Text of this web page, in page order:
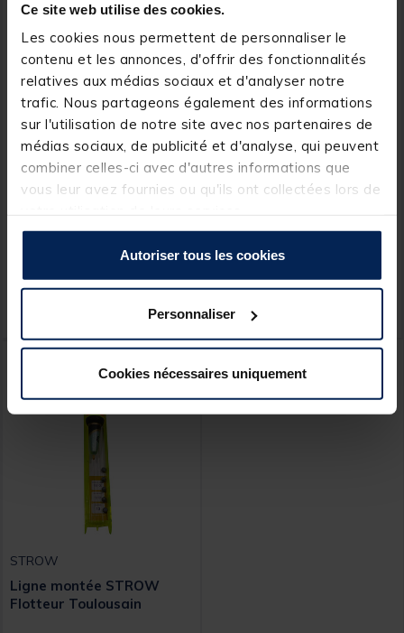
Ce site web utilise des cookies.
Les cookies nous permettent de personnaliser le
contenu et les annonces, d'offrir des fonctionnalités
relatives aux médias sociaux et d'analyser notre
trafic. Nous partageons également des informations
sur l'utilisation de notre site avec nos partenaires de
médias sociaux, de publicité et d'analyse, qui peuvent
combiner celles-ci avec d'autres informations que
vous leur avez fournies ou qu'ils ont collectées lors de
Autoriser tous les cookies
Personnaliser
Cookies nécessaires uniquement
Ligne montée STROW
2,49 € Ajouter au panier
Ligne montée STROW
3,99 €
Expédition sous 24 h
STROW
Ligne montée STROW
Flotteur Toulousain